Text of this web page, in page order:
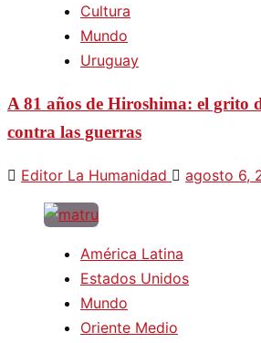
Cultura
Mundo
Uruguay
A 81 años de Hiroshima: el grito
contra las guerras
Editor La Humanidad agosto 6,
América Latina
Estados Unidos
Mundo
Oriente Medio